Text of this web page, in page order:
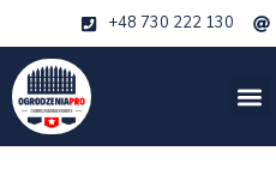
+48 730 222 130